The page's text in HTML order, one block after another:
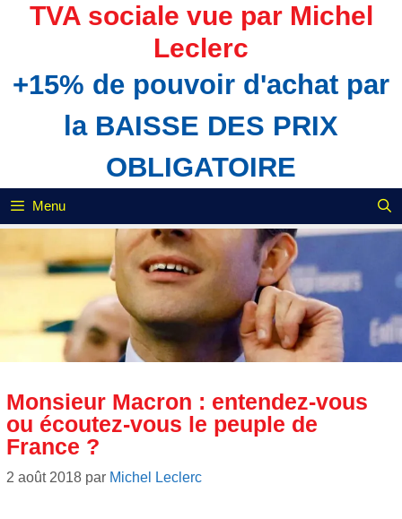
TVA sociale vue par Michel
Leclerc
+15% de pouvoir d'achat par
la BAISSE DES PRIX
OBLIGATOIRE
Menu
Monsieur Macron : entendez-vous
ou écoutez-vous le peuple de
France ?
2 août 2018 par Michel Leclerc